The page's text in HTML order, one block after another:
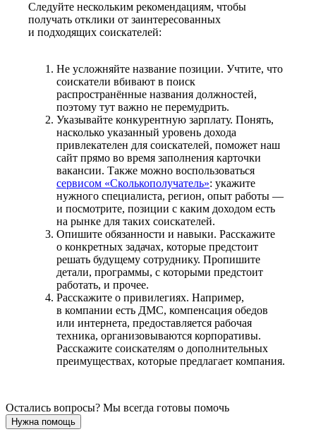
Следуйте нескольким рекомендациям, чтобы
получать отклики от заинтересованных
и подходящих соискателей:
Не усложняйте название позиции. Учтите, что
соискатели вбивают в поиск
распространённые названия должностей,
поэтому тут важно не перемудрить.
Указывайте конкурентную зарплату. Понять,
насколько указанный уровень дохода
привлекателен для соискателей, поможет наш
сайт прямо во время заполнения карточки
вакансии. Также можно воспользоваться
сервисом «Сколькополучатель»: укажите
нужного специалиста, регион, опыт работы —
и посмотрите, позиции с каким доходом есть
на рынке для таких соискателей.
Опишите обязанности и навыки. Расскажите
о конкретных задачах, которые предстоит
решать будущему сотруднику. Пропишите
детали, программы, с которыми предстоит
работать, и прочее.
Расскажите о привилегиях. Например,
в компании есть ДМС, компенсация обедов
или интернета, предоставляется рабочая
техника, организовываются корпоративы.
Расскажите соискателям о дополнительных
преимуществах, которые предлагает компания.
Остались вопросы? Мы всегда готовы помочь
Нужна помощь